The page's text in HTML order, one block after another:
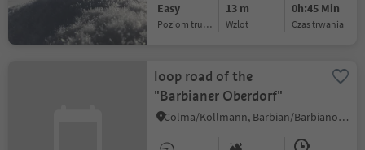
Easy
Poziom trudności
13 m
Wzlot
0h:45 Min
czas trwania
loop road of the
"Barbianer Oberdorf"
Colma/Kollmann, Barbian/Barbiano, Brixen/Bressanone and environs